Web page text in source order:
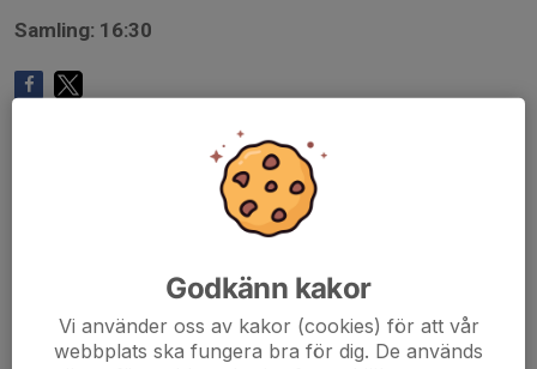
Samling: 16:30
Godkänn kakor
Vi använder oss av kakor (cookies) för att vår
webbplats ska fungera bra för dig. De används